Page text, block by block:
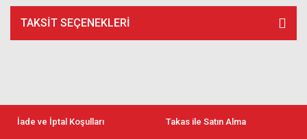
TAKSIT SEÇENEKLERI
İade ve İptal Koşulları Takas ile Satın Alma